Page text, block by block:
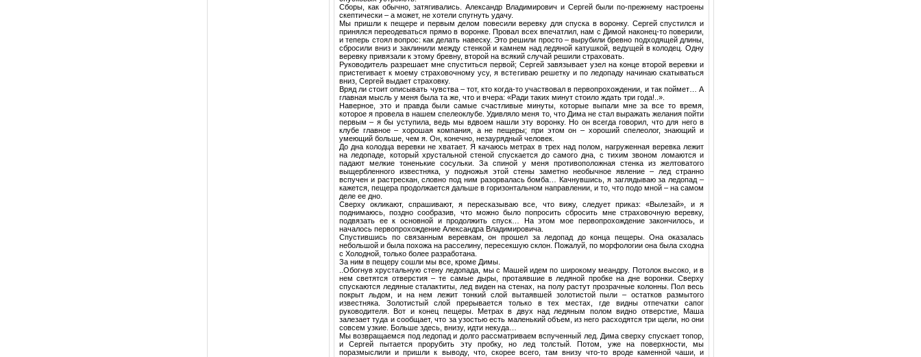
Сборы, как обычно, затягивались. Александр Владимирович и Сергей были по-прежнему настроены
скептически – а может, не хотели спугнуть удачу.
Мы пришли к пещере и первым делом повесили веревку для спуска в воронку. Сергей спустился и
принялся переодеваться прямо в воронке. Провал всех впечатлил, нам с Димой наконец-то поверили,
и теперь стоял вопрос: как делать навеску. Это решили просто – вырубили бревно подходящей длины,
сбросили вниз и заклинили между стенкой и камнем над ледяной катушкой, ведущей в колодец. Одну
веревку привязали к этому бревну, второй на всякий случай решили страховать.
Руководитель разрешает мне спуститься первой; Сергей завязывает узел на конце второй веревки и
пристегивает к моему страховочному усу, я встегиваю решетку и по ледопаду начинаю скатываться
вниз, Сергей выдает страховку.
Вряд ли стоит описывать чувства – тот, кто когда-то участвовал в первопрохождении, и так поймет… А
главная мысль у меня была та же, что и вчера: «Ради таких минут стоило ждать три года!..».
Наверное, это и правда были самые счастливые минуты, которые выпали мне за все то время,
которое я провела в нашем спелеоклубе. Удивляло меня то, что Дима не стал выражать желания пойти
первым – я бы уступила, ведь мы вдвоем нашли эту воронку. Но он всегда говорил, что для него в
клубе главное – хорошая компания, а не пещеры; при этом он – хороший спелеолог, знающий и
умеющий больше, чем я. Он, конечно, незаурядный человек.
До дна колодца веревки не хватает. Я качаюсь метрах в трех над полом, нагруженная веревка лежит
на ледопаде, который хрустальной стеной спускается до самого дна, с тихим звоном ломаются и
падают мелкие тоненькие сосульки. За спиной у меня противоположная стенка из желтоватого
выщербленного известняка, у подножья этой стены заметно необычное явление – лед странно
вспучен и растрескан, словно под ним разорвалась бомба… Качнувшись, я заглядываю за ледопад –
кажется, пещера продолжается дальше в горизонтальном направлении, и то, что подо мной – на самом
деле ее дно.
Сверху окликают, спрашивают, я пересказываю все, что вижу, следует приказ: «Вылезай», и я
поднимаюсь, поздно сообразив, что можно было попросить сбросить мне страховочную веревку,
подвязать ее к основной и продолжить спуск… На этом мое первопрохождение закончилось, и
началось первопрохождение Александра Владимировича.
Спустившись по связанным веревкам, он прошел за ледопад до конца пещеры. Она оказалась
небольшой и была похожа на расселину, пересекшую склон. Пожалуй, по морфологии она была сходна
с Холодной, только более разработана.
За ним в пещеру сошли мы все, кроме Димы.
..Обогнув хрустальную стену ледопада, мы с Машей идем по широкому меандру. Потолок высоко, и в
нем светятся отверстия – те самые дыры, протаявшие в ледяной пробке на дне воронки. Сверху
спускаются ледяные сталактиты, лед виден на стенах, на полу растут прозрачные колонны. Пол весь
покрыт льдом, и на нем лежит тонкий слой вытаявшей золотистой пыли – остатков размытого
известняка. Золотистый слой прерывается только в тех местах, где видны отпечатки сапог
руководителя. Вот и конец пещеры. Метрах в двух над ледяным полом видно отверстие, Маша
залезает туда и сообщает, что за узостью есть маленький объем, из него расходятся три щели, но они
совсем узкие. Больше здесь, внизу, идти некуда…
Мы возвращаемся под ледопад и долго рассматриваем вспученный лед. Дима сверху спускает топор,
и Сергей пытается прорубить эту пробку, но лед толстый. Потом, уже на поверхности, мы
поразмыслили и пришли к выводу, что, скорее всего, там внизу что-то вроде каменной чаши, и